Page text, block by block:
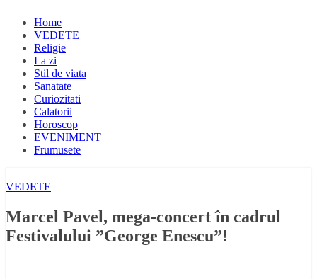
Home
VEDETE
Religie
La zi
Stil de viata
Sanatate
Curiozitati
Calatorii
Horoscop
EVENIMENT
Frumusete
VEDETE
Marcel Pavel, mega-concert în cadrul
Festivalului ”George Enescu”!